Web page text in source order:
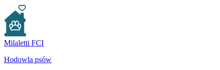
Milaletti FCI
Hodowla psów